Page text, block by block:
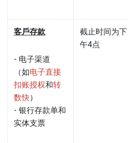
客戶存款
- 电子渠道
（如电子直接
扣账授权和转
数快）
- 银行存款单和
实体支票
截止时间为下
午4点